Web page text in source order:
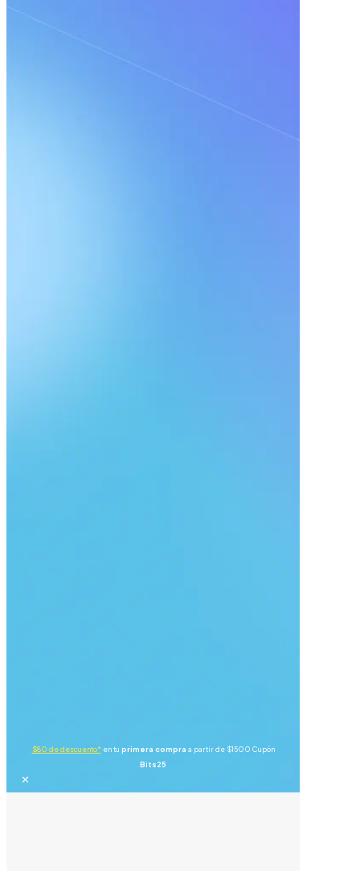
$80 de descuento* en tu primera compra a partir de $1500 Cupón
Bits25
✕